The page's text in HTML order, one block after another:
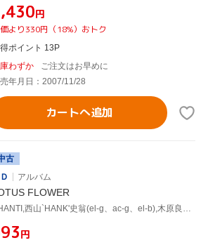
円
より330円（18%）おトク
ポイント 13P
わずか
ご注文はお早めに
年月日：2007/11/28
カートへ追加
古
アルバム
FLOWER
SHANTI,西山`HANK'史翁(el-g、ac-g、el-b),木原良輔(el-g、ac-g),小沼ようすけ(el-g、ac-g),クリヤ・マコト(p),PENNY-K(key、org),フィリップ・ウー(org),ジェイ・スティックス(ds)
円